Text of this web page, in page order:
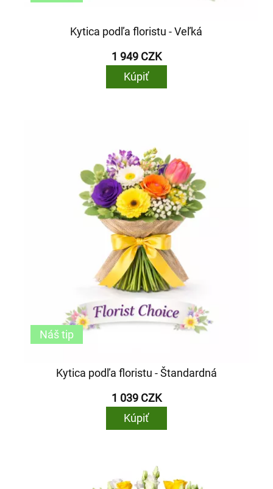
Kytica podľa floristu - Veľká
1 949 CZK
Kúpiť
Kytica podľa floristu - Štandardná
1 039 CZK
Kúpiť
Náš tip